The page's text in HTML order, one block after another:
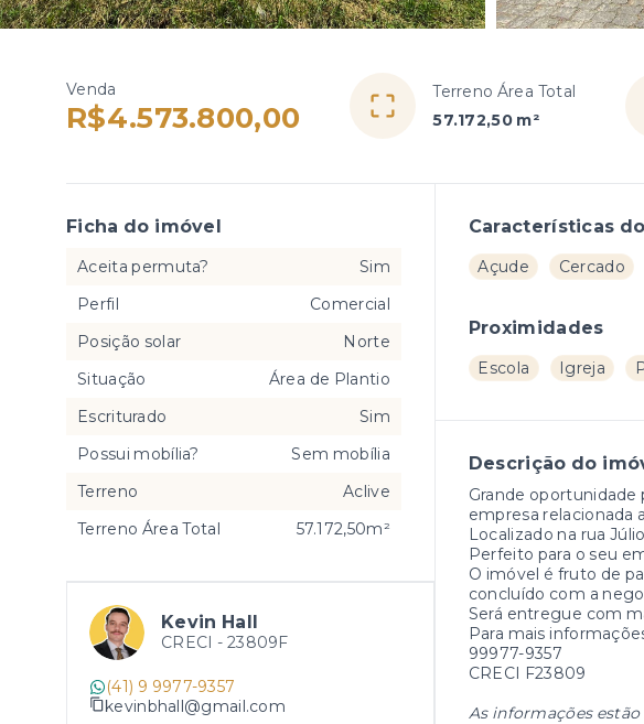
Venda
R$4.573.800,00
Terreno Área Total
57.172,50 m²
Características
Açude Cercado
Proximidades
Escola Igreja
Descrição do
Grande oportunidade
empresa relacionada
Localizado na rua
Perfeito para o seu
O imóvel é fruto de
concluído com a
Será entregue com
Para mais
99977-9357
CRECI F23809
As informações
Ficha do imóvel
Aceita permuta?
Sim
Perfil
Comercial
Posição solar
Norte
Situação
Área de Plantio
Escriturado
Sim
Possui mobília?
Sem mobília
Terreno
Aclive
Terreno Área Total
57.172,50m²
Kevin Hall
CRECI - 23809F
(41) 9 9977-9357
kevinbhall@gmail.com